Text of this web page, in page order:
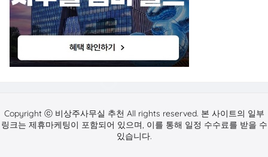
Copyright ⓒ 비상주사무실 추천 All rights reserved. 본 사이트의 일부
링크는 제휴마케팅이 포함되어 있으며, 이를 통해 일정 수수료를 받을 수
있습니다.